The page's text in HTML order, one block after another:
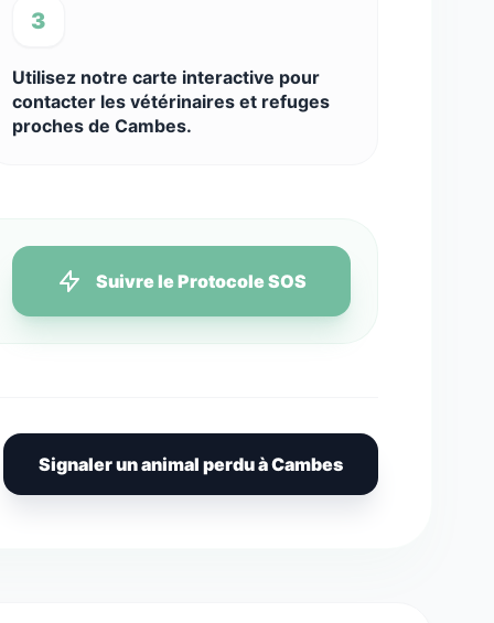
3
Utilisez notre carte interactive pour
contacter les vétérinaires et refuges
proches de Cambes.
Suivre le Protocole SOS
Signaler un animal perdu à Cambes